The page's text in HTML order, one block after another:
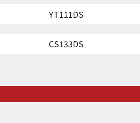
YT111DS
CS133DS